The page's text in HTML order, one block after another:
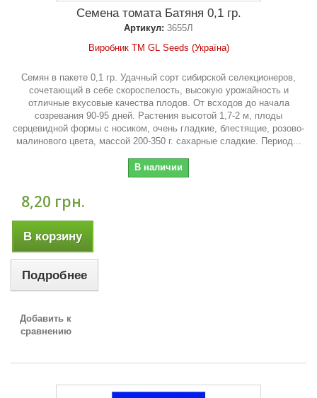
Семена томата Батяня 0,1 гр.
Артикул: 3655Л
Виробник ТМ GL Seeds (Україна)
Семян в пакете 0,1 гр. Удачный сорт сибирской селекционеров,
сочетающий в себе скороспелость, высокую урожайность и
отличные вкусовые качества плодов. От всходов до начала
созревания 90-95 дней. Растения высотой 1,7-2 м, плоды
серцевидной формы с носиком, очень гладкие, блестящие, розово-
малинового цвета, массой 200-350 г. сахарные сладкие. Период...
В наличии
8,20 грн.
В корзину
Подробнее
Добавить к
сравнению